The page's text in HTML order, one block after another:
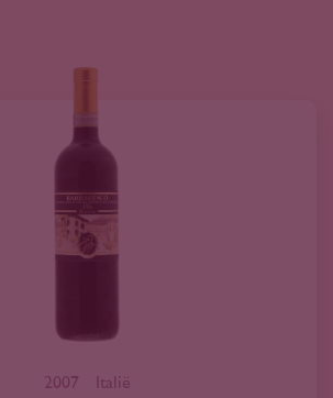
2007 Italië